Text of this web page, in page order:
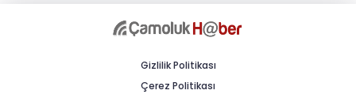
Gizlilik Politikası
Çerez Politikası